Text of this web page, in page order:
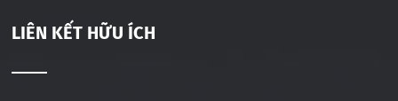
LIÊN KẾT HỮU ÍCH